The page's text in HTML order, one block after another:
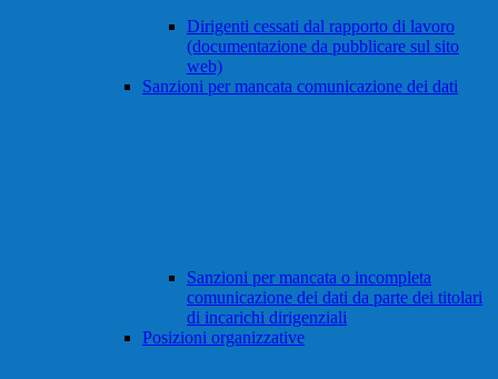
Dirigenti cessati dal rapporto di lavoro
(documentazione da pubblicare sul sito
web)
Sanzioni per mancata comunicazione dei dati
Sanzioni per mancata o incompleta
comunicazione dei dati da parte dei titolari
di incarichi dirigenziali
Posizioni organizzative